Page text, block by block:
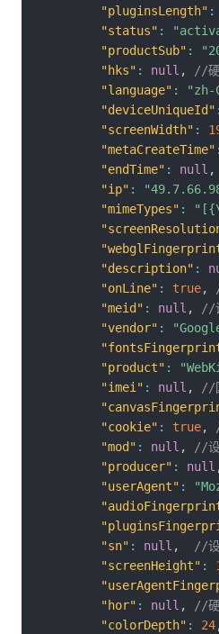
"pluginsLength" :
"status" :
"productSub" :
"hks" : null ,
//硬
"language" : "zh-
"deviceUniqueId" :
"screenWidth" :
"metaCreateTime" :
"endTime" : null ,
"ip" :
"mimeTypes" :
"description" :
"onLine" : true,
"meid" : null ,
//
"vendor" :
"product" :
"imei" : null ,
//
"cookie" : true,
"mod" : null ,
//设
"producer" : null
"userAgent" :
"sn" : null ,
//
"screenHeight" :
"hor" : null ,
//
"colorDepth" : 24